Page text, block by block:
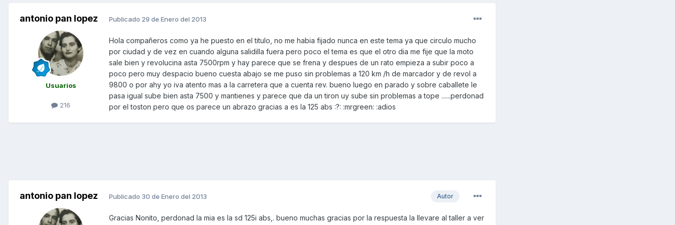
antonio pan lopez
Usuarios
216
Publicado 29 de Enero del 2013
Hola compañeros como ya he puesto en el titulo, no me habia fijado nunca en este tema ya que circulo mucho
por ciudad y de vez en cuando alguna salidilla fuera pero poco el tema es que el otro dia me fije que la moto
sale bien y revolucina asta 7500rpm y hay parece que se frena y despues de un rato empieza a subir poco a
poco pero muy despacio bueno cuesta abajo se me puso sin problemas a 120 km /h de marcador y de revol a
9800 o por ahy yo iva atento mas a la carretera que a cuenta rev. bueno luego en parado y sobre caballete le
pasa igual sube bien asta 7500 y mantienes y parece que da un tiron uy sube sin problemas a tope ......perdonad
por el toston pero que os parece un abrazo gracias a es la 125 abs :?: :mrgreen: :adios
antonio pan lopez Autor
Publicado 30 de Enero del 2013
Gracias Nonito, perdonad la mia es la sd 125i abs,. bueno muchas gracias por la respuesta la llevare al taller a ver